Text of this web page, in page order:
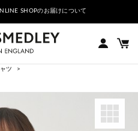
SHOPのお届けについて
ツ